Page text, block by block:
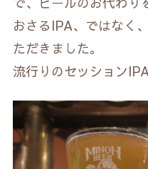
おさるIPA、ではなく
ただきました。
流行りのセッション